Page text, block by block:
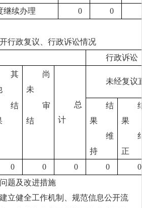
继续办理
0 0
行政复议、行政诉讼情况
行政诉讼
其
尚
未
总
计
未经复议
结
审
结
结
果
果
维
持
正
0 0 0 0
0
题及改进措施
立健全工作机制、规范信息公开流